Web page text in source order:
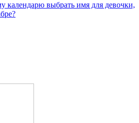
календарю выбрать имя для девочки,